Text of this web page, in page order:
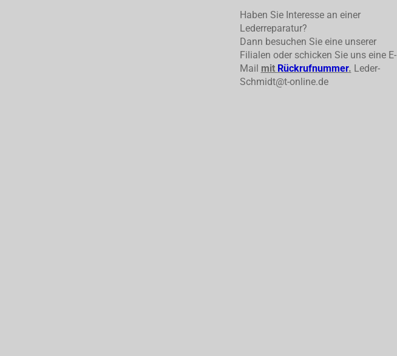
Haben Sie Interesse an einer
Lederreparatur?
Dann besuchen Sie eine unserer
Filialen oder schicken Sie uns eine E-
Mail mit Rückrufnummer. Leder-
Schmidt@t-online.de